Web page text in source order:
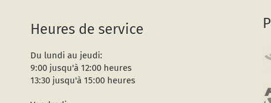
Heures de service
Du lundi au jeudi:
9:00 jusqu'à 12:00 heures
13:30 jusqu'à 15:00 heures